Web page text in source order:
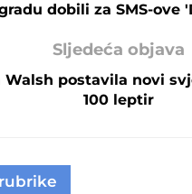
dobili za SMS-ove
Sljedeća objava
Walsh postavila novi
100 leptir